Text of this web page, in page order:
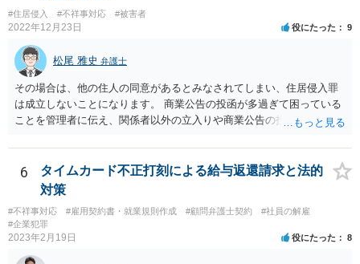
#住居侵入 #不祥事対応 #被害者
2022年12月23日 役にたった 9
松尾 雅史 弁護士
その場合は、他の住人の同意があるとみなされてしまい、住居侵入罪
は成立しないことになります。 商業公告の投函が多過ぎて困っている
ことを管理者に伝え、関係者以外の立入りや商業公告の投函を禁ずる
6
タイムカード不正打刻による給与返還請求と法的
対策
#不祥事対応 #雇用契約書・就業規則作成 #顧問弁護士契約
#社員の解雇
#企業犯罪
2023年2月19日 役にたった 8